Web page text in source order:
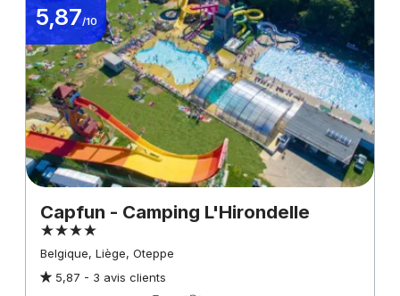
5,87/10
Capfun - Camping L'Hirondelle
Belgique, Liège, Oteppe
5,87 - 3 avis clients